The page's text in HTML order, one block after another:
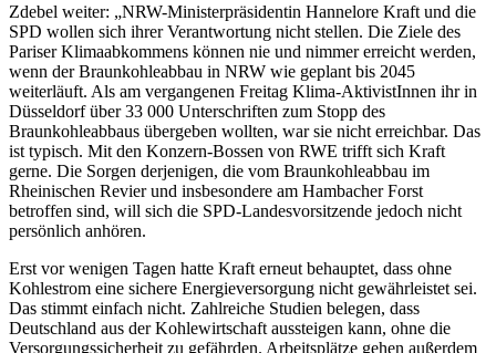
Zdebel weiter: „NRW-Ministerpräsidentin Hannelore Kraft und die
SPD wollen sich ihrer Verantwortung nicht stellen. Die Ziele des
Pariser Klimaabkommens können nie und nimmer erreicht werden,
wenn der Braunkohleabbau in NRW wie geplant bis 2045
weiterläuft. Als am vergangenen Freitag Klima-AktivistInnen ihr in
Düsseldorf über 33 000 Unterschriften zum Stopp des
Braunkohleabbaus übergeben wollten, war sie nicht erreichbar. Das
ist typisch. Mit den Konzern-Bossen von RWE trifft sich Kraft
gerne. Die Sorgen derjenigen, die vom Braunkohleabbau im
Rheinischen Revier und insbesondere am Hambacher Forst
betroffen sind, will sich die SPD-Landesvorsitzende jedoch nicht
persönlich anhören.
Erst vor wenigen Tagen hatte Kraft erneut behauptet, dass ohne
Kohlestrom eine sichere Energieversorgung nicht gewährleistet sei.
Das stimmt einfach nicht. Zahlreiche Studien belegen, dass
Deutschland aus der Kohlewirtschaft aussteigen kann, ohne die
Versorgungssicherheit zu gefährden. Arbeitsplätze gehen außerdem